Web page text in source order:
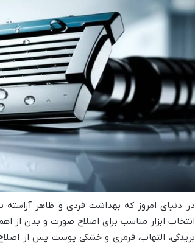
در دنیای امروز که بهداشت فردی و ظاهر
انتخاب ابزار مناسب برای اصلاح صورت و بدن از
بریدگی، التهاب، قرمزی و خشکی پوست پس از